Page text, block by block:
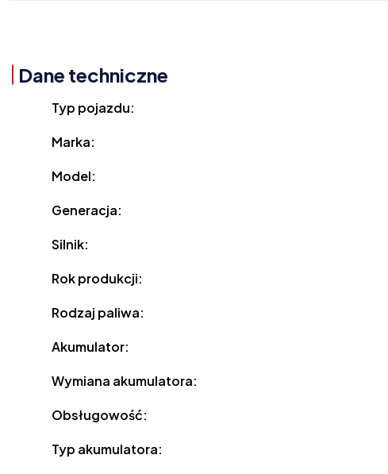
Dane techniczne
Typ pojazdu:
Marka:
Model:
Generacja:
Silnik:
Rok produkcji:
Rodzaj paliwa:
Akumulator:
Wymiana akumulatora:
Obsługowość:
Typ akumulatora: